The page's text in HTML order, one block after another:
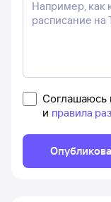
Соглашаюсь
и правила